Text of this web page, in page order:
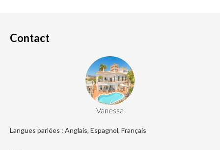
Contact
Vanessa
Langues parlées : Anglais, Espagnol, Français